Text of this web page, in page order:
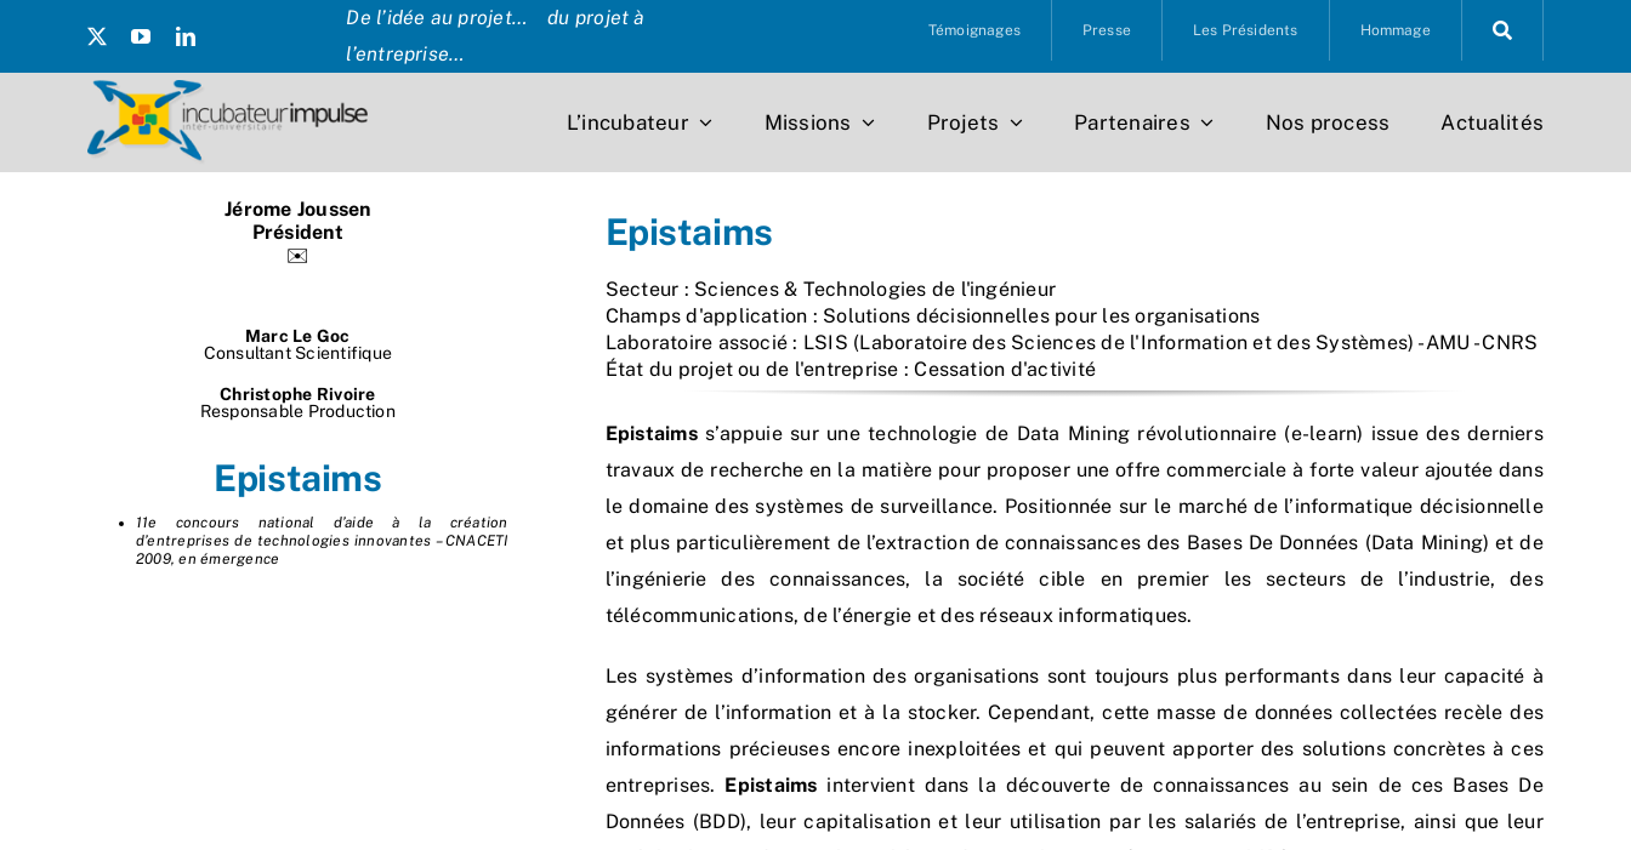
De l’idée au projet… du projet à
l’entreprise…
Témoignages Presse Les Présidents Hommage
L’incubateur Missions Projets Partenaires Nos process Actualités
Jérome Joussen
Président
✉️
Marc Le Goc
Consultant Scientifique
Christophe Rivoire
Responsable Production
Epistaims
11e concours national d’aide à la création
d’entreprises de technologies innovantes – CNACETI
2009, en émergence
Epistaims
Secteur : Sciences & Technologies de l'ingénieur
Champs d'application : Solutions décisionnelles pour les organisations
Laboratoire associé : LSIS (Laboratoire des Sciences de l'Information et des Systèmes) - AMU - CNRS
État du projet ou de l'entreprise : Cessation d'activité
Epistaimss’appuie sur une technologie de Data Mining révolutionnaire (e-learn) issue des derniers
travaux de recherche en la matière pour proposer une offre commerciale à forte valeur ajoutée dans
le domaine des systèmes de surveillance. Positionnée sur le marché de l’informatique décisionnelle
et plus particulièrement de l’extraction de connaissances des Bases De Données (Data Mining) et de
l’ingénierie des connaissances, la société cible en premier les secteurs de l’industrie, des
télécommunications, de l’énergie et des réseaux informatiques.
Les systèmes d’information des organisations sont toujours plus performants dans leur capacité à
générer de l’information et à la stocker. Cependant, cette masse de données collectées recèle des
informations précieuses encore inexploitées et qui peuvent apporter des solutions concrètes à ces
entreprises. Epistaims intervient dans la découverte de connaissances au sein de ces Bases De
Données (BDD), leur capitalisation et leur utilisation par les salariés de l’entreprise, ainsi que leur